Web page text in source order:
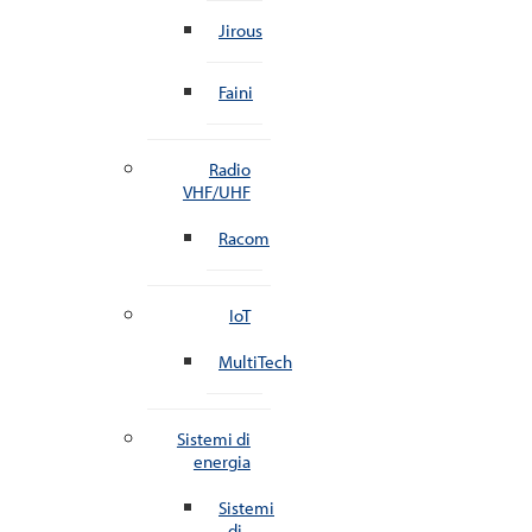
Jirous
Faini
Radio
VHF/UHF
Racom
IoT
MultiTech
Sistemi di
energia
Sistemi